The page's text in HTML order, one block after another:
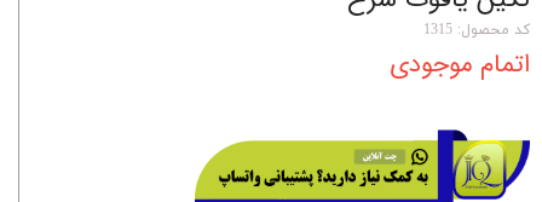
کد محصول: 1315
اتمام موجودی